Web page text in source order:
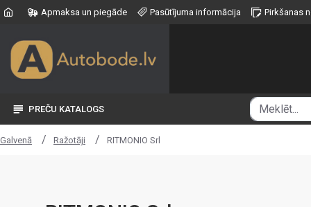
Apmaksa un piegāde Pasūtījuma informācija Pirkšanas
PREČU KATALOGS
Galvenā Ražotāji RITMONIO Srl